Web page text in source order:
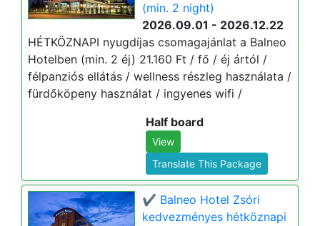
(min. 2 night)
2026.09.01 - 2026.12.22
HÉTKÖZNAPI nyugdíjas csomagajánlat a Balneo
Hotelben (min. 2 éj) 21.160 Ft / fő / éj ártól /
félpanziós ellátás / wellness részleg használata /
fürdőköpeny használat / ingyenes wifi /
Half board
View
Translate This Package
✔️ Balneo Hotel Zsóri
kedvezményes hétköznapi